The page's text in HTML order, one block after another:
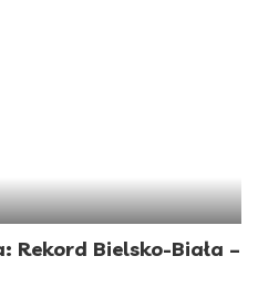
Rekord Bielsko-Biała –